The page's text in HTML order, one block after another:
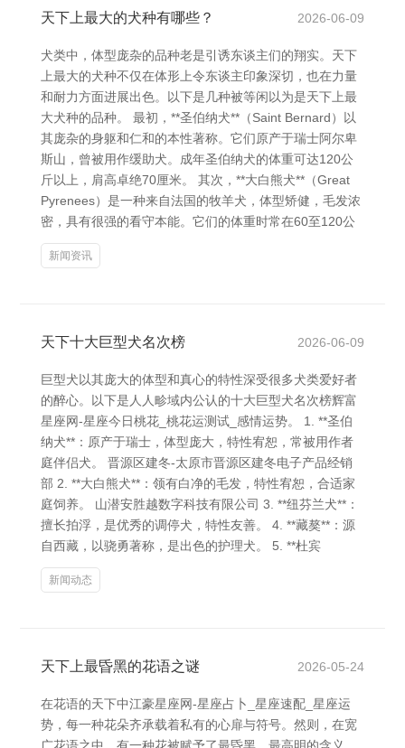
天下上最大的犬种有哪些？ 2026-06-09
犬类中，体型庞杂的品种老是引诱东谈主们的翔实。天下
上最大的犬种不仅在体形上令东谈主印象深切，也在力量
和耐力方面进展出色。以下是几种被等闲以为是天下上最
大犬种的品种。 最初，**圣伯纳犬**（Saint Bernard）以
其庞杂的身躯和仁和的本性著称。它们原产于瑞士阿尔卑
斯山，曾被用作缓助犬。成年圣伯纳犬的体重可达120公
斤以上，肩高卓绝70厘米。 其次，**大白熊犬**（Great
Pyrenees）是一种来自法国的牧羊犬，体型矫健，毛发浓
密，具有很强的看守本能。它们的体重时常在60至120公
新闻资讯
天下十大巨型犬名次榜 2026-06-09
巨型犬以其庞大的体型和真心的特性深受很多犬类爱好者
的醉心。以下是人人畛域内公认的十大巨型犬名次榜辉富
星座网-星座今日桃花_桃花运测试_感情运势。 1. **圣伯
纳犬**：原产于瑞士，体型庞大，特性宥恕，常被用作者
庭伴侣犬。 晋源区建冬-太原市晋源区建冬电子产品经销
部 2. **大白熊犬**：领有白净的毛发，特性宥恕，合适家
庭饲养。 山潜安胜越数字科技有限公司 3. **纽芬兰犬**：
擅长拍浮，是优秀的调停犬，特性友善。 4. **藏獒**：源
自西藏，以骁勇著称，是出色的护理犬。 5. **杜宾
新闻动态
天下上最昏黑的花语之谜 2026-05-24
在花语的天下中江豪星座网-星座占卜_星座速配_星座运
势，每一种花朵齐承载着私有的心扉与符号。然则，在宽